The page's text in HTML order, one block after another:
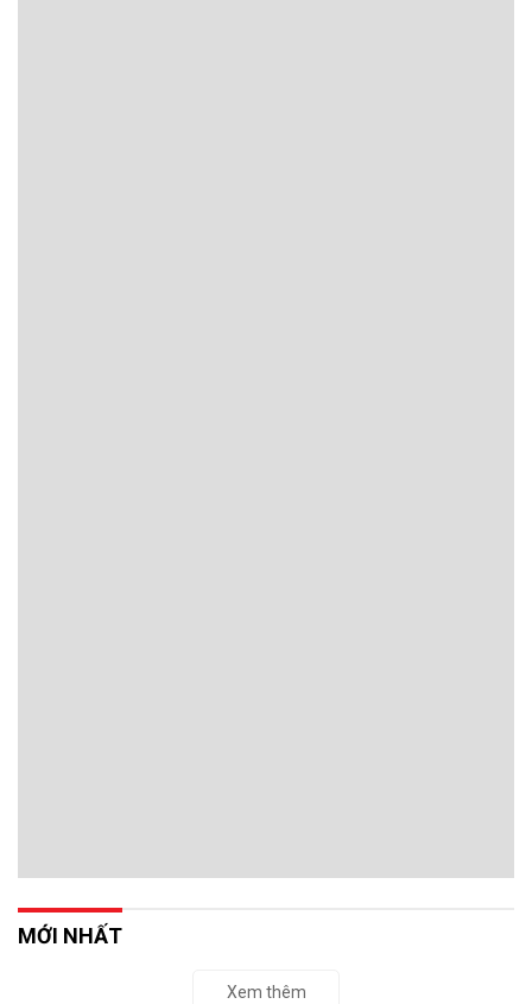
MỚI NHẤT
Xem thêm